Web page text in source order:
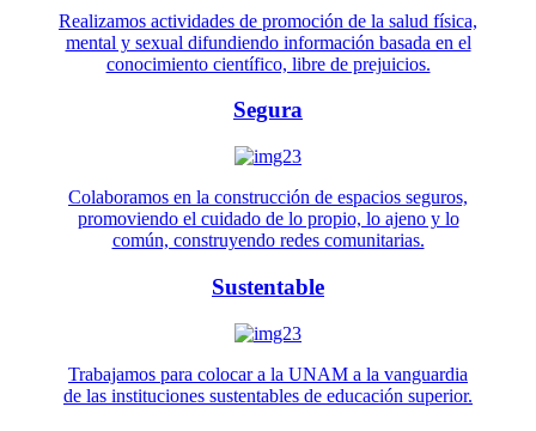
Realizamos actividades de promoción de la salud física,
mental y sexual difundiendo información basada en el
conocimiento científico, libre de prejuicios.
Segura
Colaboramos en la construcción de espacios seguros,
promoviendo el cuidado de lo propio, lo ajeno y lo
común, construyendo redes comunitarias.
Sustentable
Trabajamos para colocar a la UNAM a la vanguardia
de las instituciones sustentables de educación superior.